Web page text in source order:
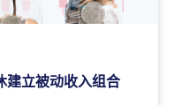
建立被动收入组合